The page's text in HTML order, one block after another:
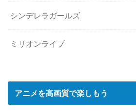
シンデレラガールズ
ミリオンライブ
アニメを高画質で楽しもう